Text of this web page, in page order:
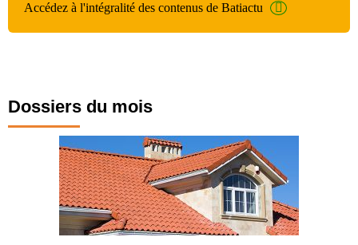
Accédez à l'intégralité des contenus de Batiactu
Dossiers du mois